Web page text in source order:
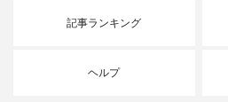
記事ランキング
ヘルプ